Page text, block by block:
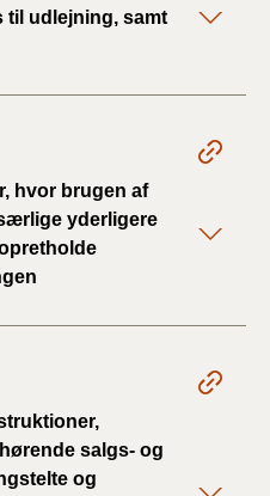
til udlejning, samt
hvor brugen af
yderligere
salgs- og
og